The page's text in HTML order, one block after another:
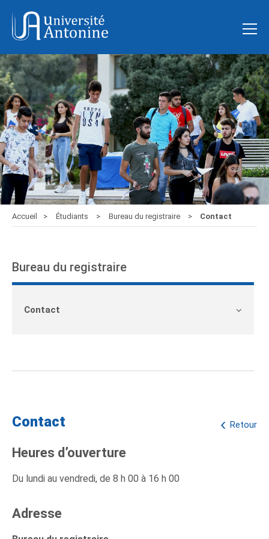
Accueil Étudiants Bureau du registraire Contact
Bureau du registraire
Contact
Retour
Contact
Heures d’ouverture
Du lundi au vendredi, de 8 h 00 à 16 h 00
Adresse